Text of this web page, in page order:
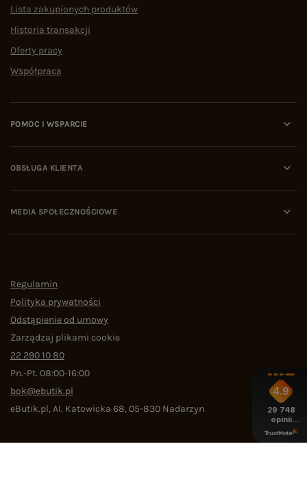
Lista zakupionych produktów
Historia transakcji
Oferty pracy
Współpraca
POMOC I WSPARCIE
OBSŁUGA KLIENTA
MEDIA SPOŁECZNOŚCIOWE
Regulamin
Polityka prywatności
Odstąpienie od umowy
Zarządzaj plikami cookie
22 290 10 80
Pn.-Pt. 08:00-16:00
bok@ebutik.pl
eButik.pl,Al. Katowicka 68,05-830 Nadarzyn
4.9
29 748
opinii
z całego